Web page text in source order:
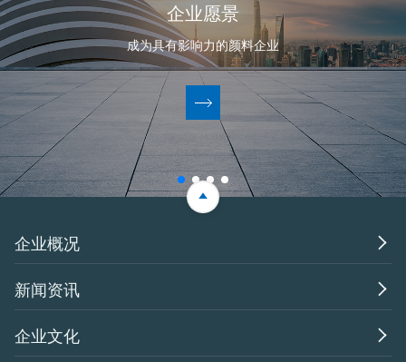
企业愿景
成为具有影响力的颜料企业
企业概况 
新闻资讯 
企业文化 